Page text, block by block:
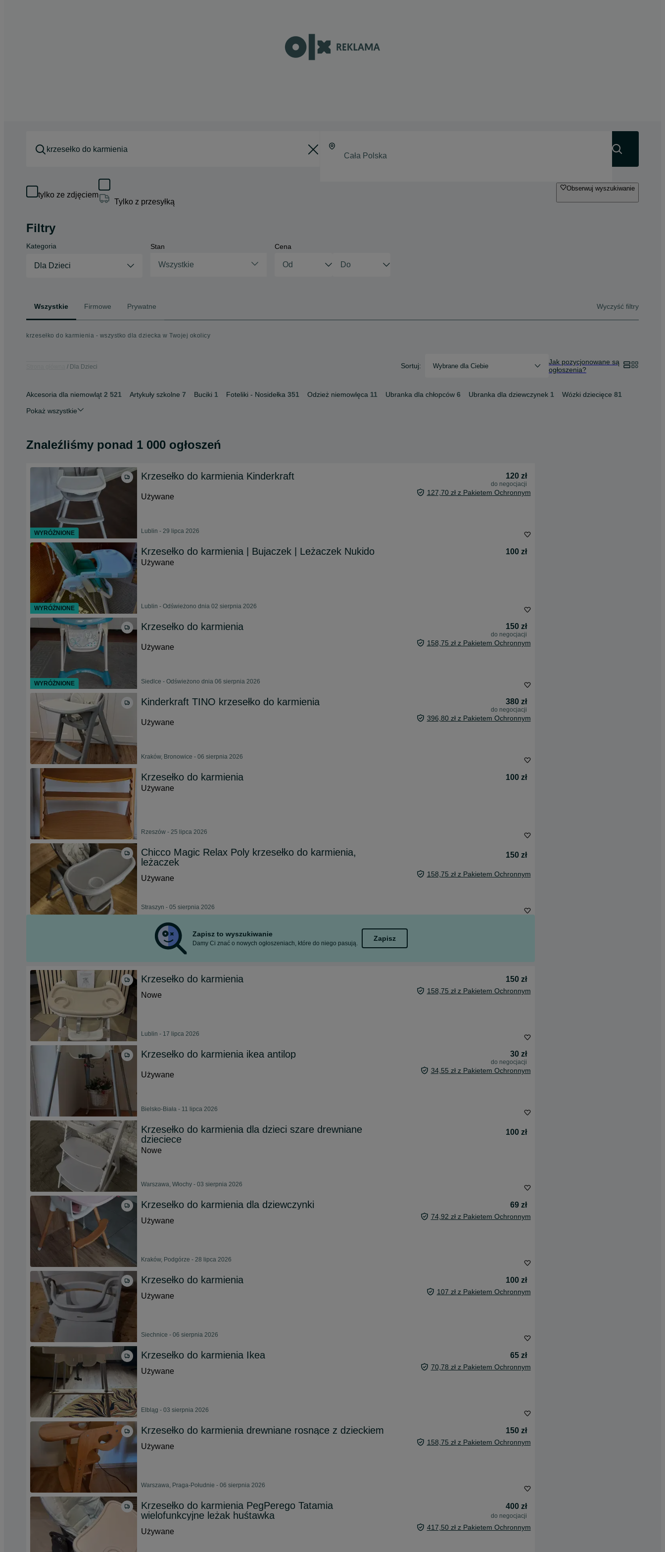
tylko ze zdjęciem
Tylko z przesyłką
Obserwuj wyszukiwanie
Filtry
Kategoria
Dla Dzieci
Stan
Wszystkie
Cena
Wszystkie Firmowe Prywatne Wyczyść filtry
krzesełko do karmienia - wszystko dla dziecka w Twojej okolicy
Dla Dzieci Sortuj: Wybrane dla Ciebie
Jak pozycjonowane są
ogłoszenia?
Akcesoria dla niemowląt 2 521 Artykuły szkolne 7 Buciki 1 Foteliki - Nosidełka 351 Odzież niemowlęca 11 Ubranka dla chłopców 6 Ubranka dla dziewczynek 1 Wózki dziecięce 81
Pokaż wszystkie
Znaleźliśmy ponad 1 000 ogłoszeń
Krzesełko do karmienia Kinderkraft 120 zł
do negocjacji
Używane 127,70 zł z Pakietem Ochronnym
Lublin - 29 lipca 2026
Krzesełko do karmienia | Bujaczek | Leżaczek Nukido
100 zł
Używane
Lublin - Odświeżono dnia 02 sierpnia 2026
Krzesełko do karmienia 150 zł
do negocjacji
Używane 158,75 zł z Pakietem Ochronnym
Siedlce - Odświeżono dnia 06 sierpnia 2026
Kinderkraft TINO krzesełko do karmienia 380 zł
do negocjacji
Używane 396,80 zł z Pakietem Ochronnym
Kraków, Bronowice - 06 sierpnia 2026
Krzesełko do karmienia
100 zł
Używane
Rzeszów - 25 lipca 2026
Chicco Magic Relax Poly krzesełko do karmienia,
leżaczek
150 zł
Używane 158,75 zł z Pakietem Ochronnym
Straszyn - 05 sierpnia 2026
Zapisz to wyszukiwanie
Damy Ci znać o nowych ogłoszeniach, które do niego pasują.
Zapisz
Krzesełko do karmienia
150 zł
Nowe
158,75 zł z Pakietem Ochronnym
Lublin - 17 lipca 2026
Krzesełko do karmienia ikea antilop 30 zł
do negocjacji
Używane 34,55 zł z Pakietem Ochronnym
Bielsko-Biała - 11 lipca 2026
Krzesełko do karmienia dla dzieci szare drewniane
dzieciece
100 zł
Nowe
Warszawa, Włochy - 03 sierpnia 2026
Krzesełko do karmienia dla dziewczynki
69 zł
Używane
74,92 zł z Pakietem Ochronnym
Kraków, Podgórze - 28 lipca 2026
Krzesełko do karmienia
100 zł
Używane
107 zł z Pakietem Ochronnym
Siechnice - 06 sierpnia 2026
Krzesełko do karmienia Ikea
65 zł
Używane
70,78 zł z Pakietem Ochronnym
Elbląg - 03 sierpnia 2026
Krzesełko do karmienia drewniane rosnące z dzieckiem
150 zł
Używane
158,75 zł z Pakietem Ochronnym
Warszawa, Praga-Południe - 06 sierpnia 2026
Krzesełko do karmienia PegPerego Tatamia
wielofunkcyjne leżak huśtawka
400 zł
do negocjacji
Używane 417,50 zł z Pakietem Ochronnym
WYRÓŻNIONE
WYRÓŻNIONE
WYRÓŻNIONE